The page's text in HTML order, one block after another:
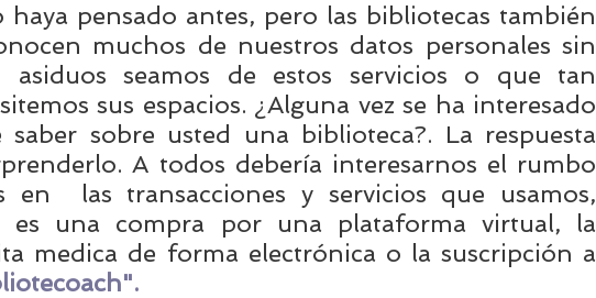
haya pensado antes, pero las bibliotecas también
muchos de nuestros datos personales sin
seamos de estos servicios o que tan
sus espacios. ¿Alguna vez se ha interesado
sobre usted una biblioteca?. La respuesta
A todos debería interesarnos el rumbo
en  las transacciones y servicios que usamos,
es una compra por una plataforma virtual, la
medica de forma electrónica o la suscripción a
.